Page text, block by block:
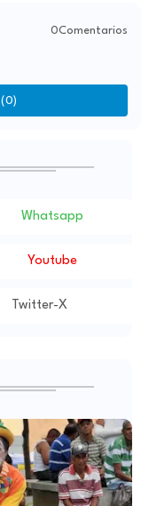
0Comentarios
Whatsapp
Youtube
Twitter-X